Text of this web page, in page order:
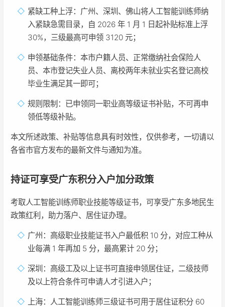
紧缺工种上浮：广州、深圳、佛山将人工智能训练师纳
入紧缺急需目录，自 2026 年 1 月 1 日起补贴标准上浮
30%，三级最高可申领 3120 元；
申领基础条件：本市户籍人员、正常缴纳社会保险人
员、本市登记失业人员、离校两年未就业实名登记高校
毕业生满足其一即可；
规则限制：已申领同一职业高等级证书补贴，不可再申
领低等级补贴。
本文所述政策、补贴等信息具有时效性，仅供参考，一切请以
各省市官方发布的最新文件与通知为准。
持证可享受广东积分入户加分政策
考取人工智能训练师职业技能等级证书，可享受广东多地民生
政策红利，助力落户、居住证办理。
广州：高级职业技能证书入户最低积 10 分，对应工种从
业每满 1 年再加 5 分，最高累计 20 分；
深圳：高级工及以上证书可直接申领居住证，二级技师
及以上符合条件可申请人才引进入户；
上海：人工智能训练师三级证书可用于居住证积分 60